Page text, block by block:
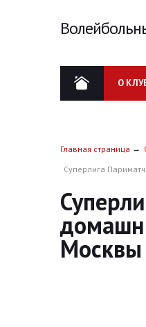
О
Главная страница
Суперлига
Москвы